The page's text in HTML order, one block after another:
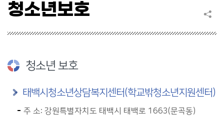
청소년보호
청소년 보호
태백시청소년상담복지센터(학교밖청소년지원센터)
주 소: 강원특별자치도 태백시 태백로 1663(문곡동)